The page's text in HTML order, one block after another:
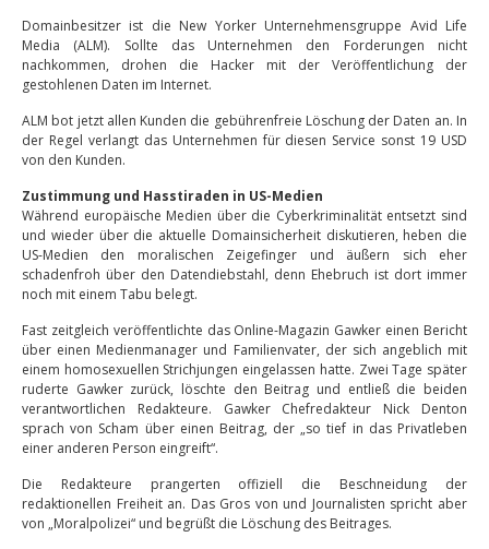
Domainbesitzer ist die New Yorker Unternehmensgruppe Avid Life
Media (ALM). Sollte das Unternehmen den Forderungen nicht
nachkommen, drohen die Hacker mit der Veröffentlichung der
gestohlenen Daten im Internet.
ALM bot jetzt allen Kunden die gebührenfreie Löschung der Daten an. In
der Regel verlangt das Unternehmen für diesen Service sonst 19 USD
von den Kunden.
Zustimmung und Hasstiraden in US-Medien
Während europäische Medien über die Cyberkriminalität entsetzt sind
und wieder über die aktuelle Domainsicherheit diskutieren, heben die
US-Medien den moralischen Zeigefinger und äußern sich eher
schadenfroh über den Datendiebstahl, denn Ehebruch ist dort immer
noch mit einem Tabu belegt.
Fast zeitgleich veröffentlichte das Online-Magazin Gawker einen Bericht
über einen Medienmanager und Familienvater, der sich angeblich mit
einem homosexuellen Strichjungen eingelassen hatte. Zwei Tage später
ruderte Gawker zurück, löschte den Beitrag und entließ die beiden
verantwortlichen Redakteure. Gawker Chefredakteur Nick Denton
sprach von Scham über einen Beitrag, der „so tief in das Privatleben
einer anderen Person eingreift“.
Die Redakteure prangerten offiziell die Beschneidung der
redaktionellen Freiheit an. Das Gros von und Journalisten spricht aber
von „Moralpolizei“ und begrüßt die Löschung des Beitrages.